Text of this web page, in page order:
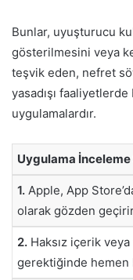
Bunlar, uyuşturucu
gösterilmesini veya
teşvik eden, nefret
yasadışı
uygulamalardır.
Uygulama
1. Apple, App
olarak gözden
2. Haksız içerik
gerektiğinde hemen